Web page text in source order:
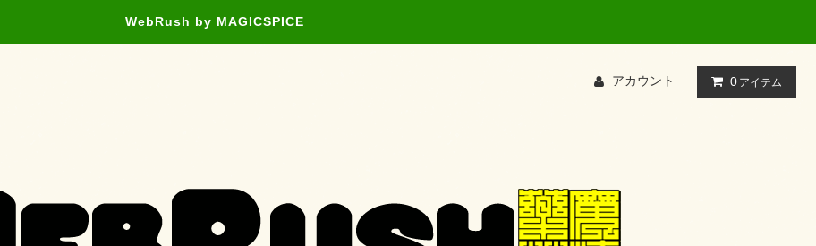
WebRush by MAGICSPICE
アカウント 0 アイテム